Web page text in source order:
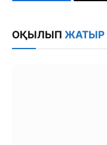
ОҚЫЛЫП ЖАТЫР